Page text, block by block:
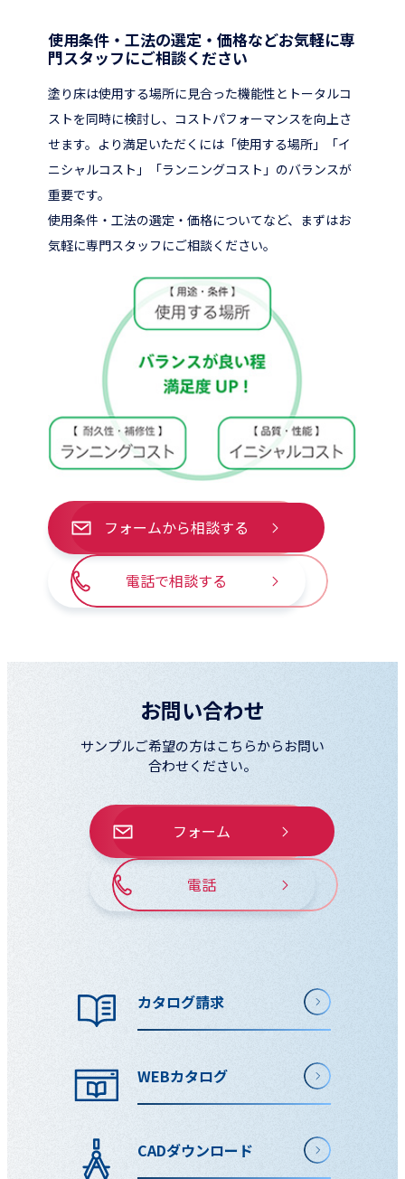
使用条件・工法の選定・価格などお気軽に専
門スタッフにご相談ください
塗り床は使用する場所に見合った機能性とトータルコ
ストを同時に検討し、コストパフォーマンスを向上さ
せます。より満足いただくには「使用する場所」「イ
ニシャルコスト」「ランニングコスト」のバランスが
重要です。
使用条件・工法の選定・価格についてなど、まずはお
気軽に専門スタッフにご相談ください。
フォームから相談する
電話で相談する
お問い合わせ
サンプルご希望の方はこちらからお問い
合わせください。
フォーム
電話
カタログ請求
WEBカタログ
CADダウンロード